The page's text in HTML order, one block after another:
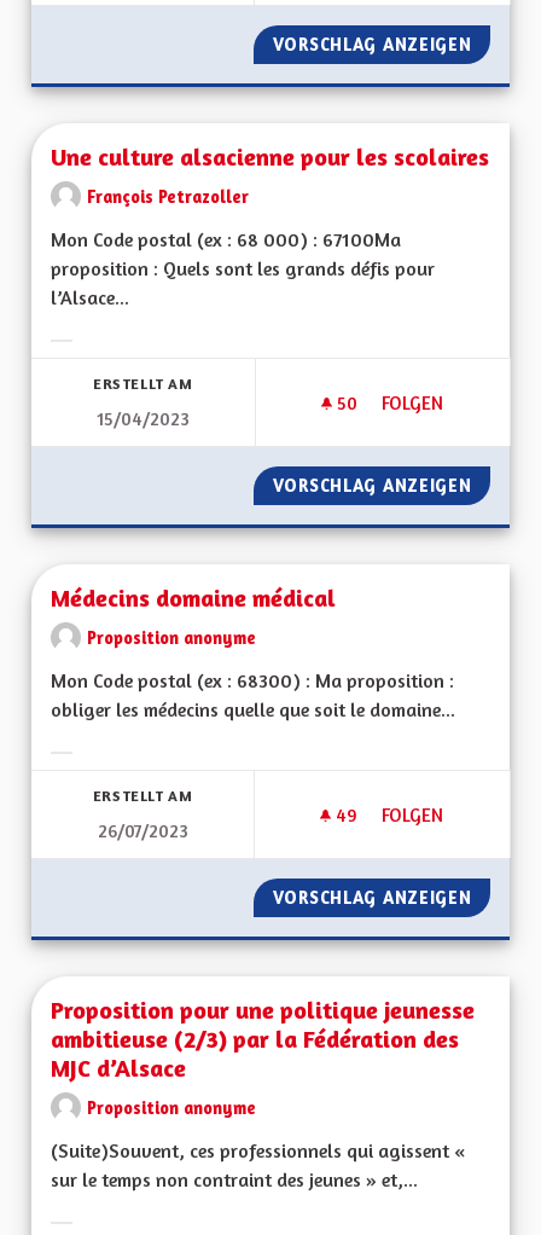
VORSCHLAG ANZEIGEN
Une culture alsacienne pour les scolaires
François Petrazoller
Mon Code postal (ex : 68 000) : 67100Ma
proposition : Quels sont les grands défis pour
l’Alsace...
ERSTELLT AM
15/04/2023
50 50 FOLLOWER
FOLGEN
UNE CULTURE
VORSCHLAG ANZEIGEN UNE
Médecins domaine médical
Proposition anonyme
Mon Code postal (ex : 68300) : Ma proposition :
obliger les médecins quelle que soit le domaine...
ERSTELLT AM
26/07/2023
49 49 FOLLOWER
FOLGEN
MÉDECINS
VORSCHLAG ANZEIGEN
Proposition pour une politique jeunesse
ambitieuse (2/3) par la Fédération des
MJC d’Alsace
Proposition anonyme
(Suite)Souvent, ces professionnels qui agissent «
sur le temps non contraint des jeunes » et,...